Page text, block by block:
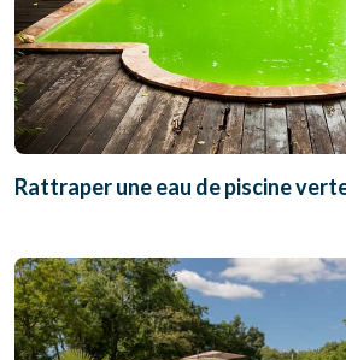
Rattraper une eau de piscine